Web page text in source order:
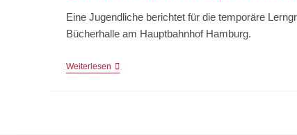
Eine Jugendliche berichtet für die temporäre
Bücherhalle am Hauptbahnhof Hamburg.
Weiterlesen